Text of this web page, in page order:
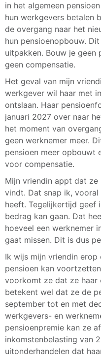
in het algemeen
hun werkgevers betalen
de overgang naar het
hun pensioenopbouw.
uitpakken. Bouw je geen
geen compensatie.
Het geval van mijn
werkgever wil haar met
ontslaan. Haar
januari 2027 over naar
het moment van
geen werknemer meer.
pensioen meer opbouwt
voor compensatie.
Mijn vriendin appt dat
vindt. Dat snap ik,
heeft. Tegelijkertijd geef
bedrag kan gaan. Dat
hoeveel een werknemer
gaat missen. Dit is dus
Ik wijs mijn vriendin
pensioen kan
voorkomt ze dat ze haar
betekent wel dat ze de
september tot en met
werkgevers- en
pensioenpremie kan ze
inkomstenbelasting van
uitonderhandelen dat